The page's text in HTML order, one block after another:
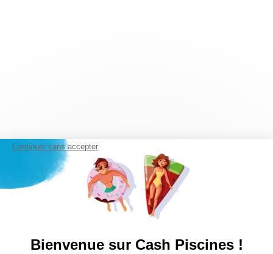
Continuer sans accepter
Bienvenue sur Cash Piscines !